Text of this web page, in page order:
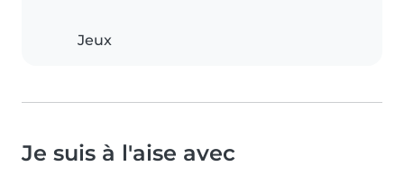
Jeux
Je suis à l'aise avec